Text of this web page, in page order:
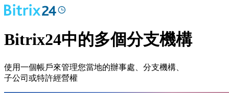
Bitrix24中的多個分支機構
使用一個帳戶來管理您當地的辦事處、分支機構、
子公司或特許經營權